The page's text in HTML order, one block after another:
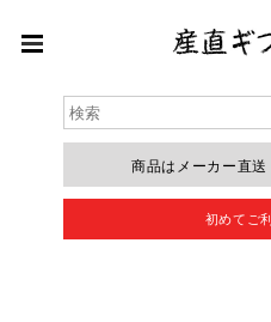
商品はメーカー直送
初めてご